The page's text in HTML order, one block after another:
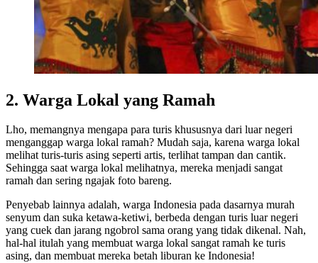
2. Warga Lokal yang Ramah
Lho, memangnya mengapa para turis khususnya dari luar negeri
menganggap warga lokal ramah? Mudah saja, karena warga lokal
melihat turis-turis asing seperti artis, terlihat tampan dan cantik.
Sehingga saat warga lokal melihatnya, mereka menjadi sangat
ramah dan sering ngajak foto bareng.
Penyebab lainnya adalah, warga Indonesia pada dasarnya murah
senyum dan suka ketawa-ketiwi, berbeda dengan turis luar negeri
yang cuek dan jarang ngobrol sama orang yang tidak dikenal. Nah,
hal-hal itulah yang membuat warga lokal sangat ramah ke turis
asing, dan membuat mereka betah liburan ke Indonesia!